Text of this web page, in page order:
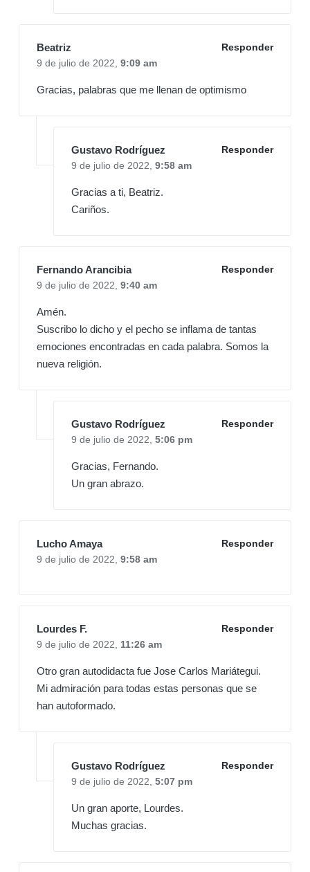
Beatriz
Responder
9 de julio de 2022, 9:09 am
Gracias, palabras que me llenan de optimismo
Gustavo Rodríguez
Responder
9 de julio de 2022, 9:58 am
Gracias a ti, Beatriz.
Cariños.
Fernando Arancibia
Responder
9 de julio de 2022, 9:40 am
Amén.
Suscribo lo dicho y el pecho se inflama de tantas
emociones encontradas en cada palabra. Somos la
nueva religión.
Gustavo Rodríguez
Responder
9 de julio de 2022, 5:06 pm
Gracias, Fernando.
Un gran abrazo.
Lucho Amaya
Responder
9 de julio de 2022, 9:58 am
Lourdes F.
Responder
9 de julio de 2022, 11:26 am
Otro gran autodidacta fue Jose Carlos Mariátegui.
Mi admiración para todas estas personas que se
han autoformado.
Gustavo Rodríguez
Responder
9 de julio de 2022, 5:07 pm
Un gran aporte, Lourdes.
Muchas gracias.